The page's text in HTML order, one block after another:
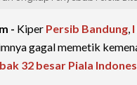
- Kiper Persib Bandung,
gagal memetik
32 besar Piala